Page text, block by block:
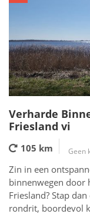
Verharde
Friesland vi
105 km Geen
Zin in een
binnenwegen door
Friesland? Stap
rondrit, boordevol